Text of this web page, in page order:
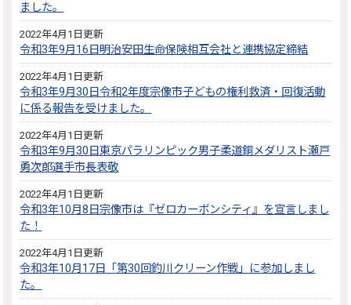
ました。
2022年4月1日更新
令和3年9月16日明治安田生命保険相互会社と連携協定締結
2022年4月1日更新
令和3年9月30日令和2年度宗像市子どもの権利救済・回復活動
に係る報告を受けました。
2022年4月1日更新
令和3年9月30日東京パラリンピック男子柔道銅メダリスト瀬戸
勇次郎選手市長表敬
2022年4月1日更新
令和3年10月8日宗像市は『ゼロカーボンシティ』を宣言しまし
た！
2022年4月1日更新
令和3年10月17日「第30回釣川クリーン作戦」に参加しまし
た。